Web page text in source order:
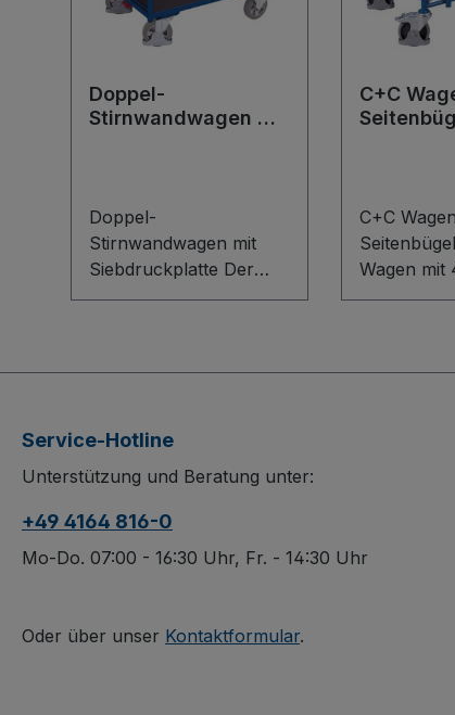
Doppel-
Stirnwandwagen mit
Doppel-
Stirnwandwagen mit
Siebdruckplatte Der
Doppel-
überzeugt durch ein
L-Profil. Wasserfest
verleimte Siebdruck-
eine rutschhemmende,
dauerhaft
kratzfest im harten
C+C
C+C
Seitenbügeln Der
Wagen mit
aus Stahl
Die vier
sorgen für
Service-Hotline
Unterstützung und Beratung unter:
+49 4164 816-0
Mo-Do. 07:00 - 16:30 Uhr, Fr. - 14:30 Uhr
Oder über unser Kontaktformular.